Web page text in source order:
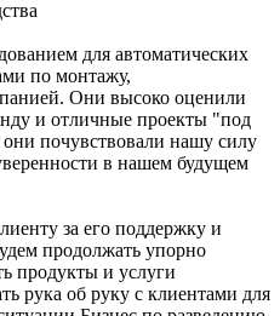
для автоматических
по монтажу,
Они высоко оценили
и отличные проекты "под
почувствовали нашу силу
в нашем будущем
за его поддержку и
продолжать упорно
продукты и услуги
рука об руку с клиентами для